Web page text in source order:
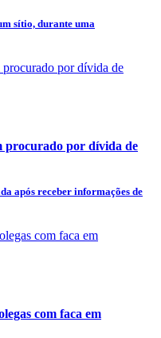
sítio, durante uma
procurado por dívida de
após receber informações de
com faca em